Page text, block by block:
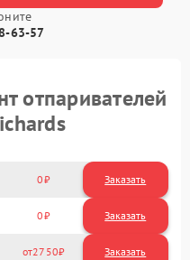
63-57
отпаривателей
0 Заказать
0 Заказать
2750